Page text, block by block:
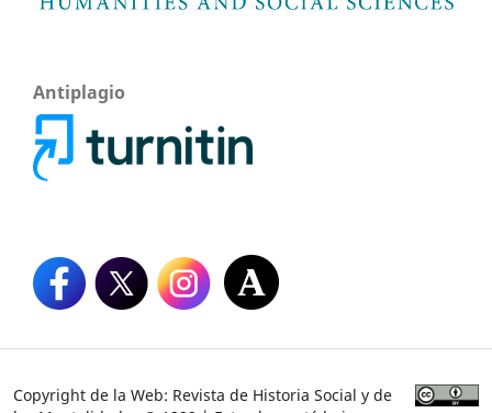
Antiplagio
Copyright de la Web: Revista de Historia Social y de